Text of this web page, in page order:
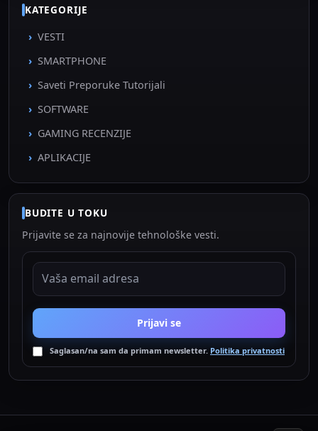
KATEGORIJE
VESTI
SMARTPHONE
Saveti Preporuke Tutorijali
SOFTWARE
GAMING RECENZIJE
APLIKACIJE
BUDITE U TOKU
Prijavite se za najnovije tehnološke vesti.
EMAIL ADRESA
Prijavi se
Saglasan/na sam da primam newsletter. Politika privatnosti